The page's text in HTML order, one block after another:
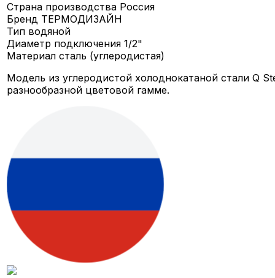
Страна производства Россия
Бренд ТЕРМОДИЗАЙН
Тип водяной
Диаметр подключения1/2"
Материалсталь (углеродистая)
Модель из углеродистой холоднокатаной стали Q
разнообразной цветовой гамме.